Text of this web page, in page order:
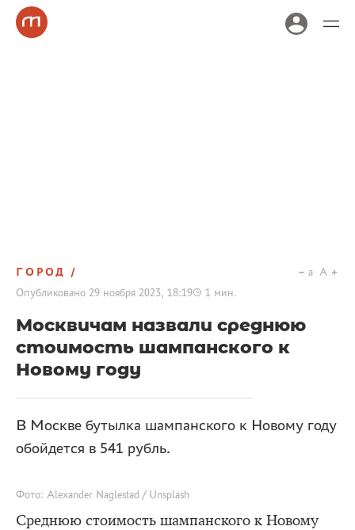
ГОРОД
Опубликовано 29 ноября 2023, 18:19 1 мин.
a A
Москвичам назвали среднюю
стоимость шампанского к
Новому году
В Москве бутылка шампанского к Новому году
обойдется в 541 рубль.
Фото: Alexander Naglestad / Unsplash
Среднюю стоимость шампанского к Новому